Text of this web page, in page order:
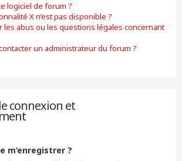
logiciel de forum ?
X n’est pas disponible ?
les abus ou les questions légales concernant
un administrateur du forum ?
connexion et
m’enregistrer ?